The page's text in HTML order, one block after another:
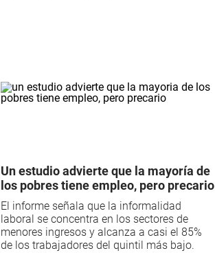
Un estudio advierte que la mayoría de
los pobres tiene empleo, pero precario
El informe señala que la informalidad
laboral se concentra en los sectores de
menores ingresos y alcanza a casi el 85%
de los trabajadores del quintil más bajo.